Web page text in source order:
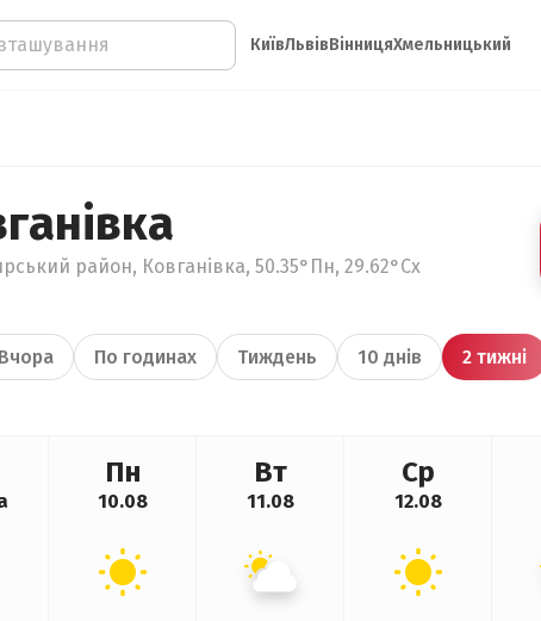
КиївЛьвівВінницяХмельницький
район, Ковганівка, 50.35°Пн, 29.62°Сх
Вчора По годинах Тиждень 10 днів 2 тижні
Пн
10.08
Вт
11.08
Ср
12.08